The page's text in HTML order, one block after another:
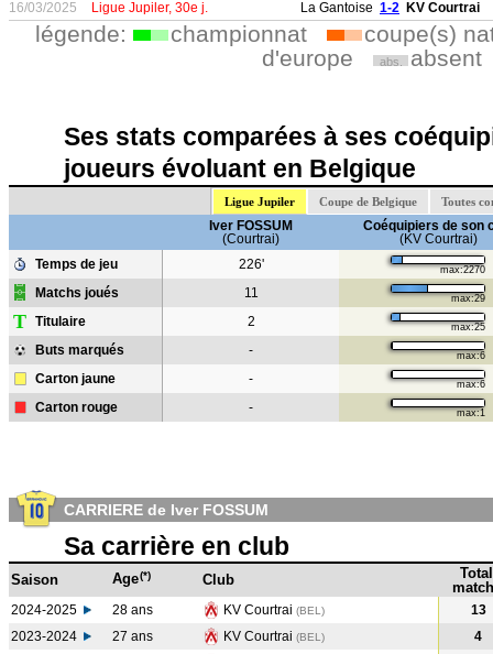
16/03/2025
Ligue Jupiler, 30e j. La Gantoise 1-2 KV Courtrai
légende: championnat
coupe(s)
d'europe
abs. absent
Ses stats comparées à ses
joueurs évoluant en Belgique
Ligue Jupiler Coupe de Belgique Toutes
Iver FOSSUM
(Courtrai)
Coéquipiers de son
(KV Courtrai)
Temps de jeu
226' max:2270
Matchs joués 11 max:29
T Titulaire 2 max:25
Buts marqués - max:6
Carton jaune - max:6
Carton rouge - max:1
CARRIERE de Iver FOSSUM
Sa carrière en club
Saison Age(*) Club
Total
2024-2025 28 ans KV Courtrai (BEL)
13
2023-2024
27 ans KV Courtrai (BEL )
4